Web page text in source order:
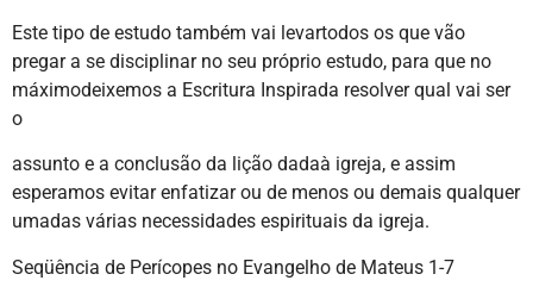
Este tipo de estudo também vai levartodos os que vão
pregar a se disciplinar no seu próprio estudo, para que no
máximodeixemos a Escritura Inspirada resolver qual vai ser
o
assunto e a conclusão da lição dadaà igreja, e assim
esperamos evitar enfatizar ou de menos ou demais qualquer
umadas várias necessidades espirituais da igreja.
Seqüência de Perícopes no Evangelho de Mateus 1-7